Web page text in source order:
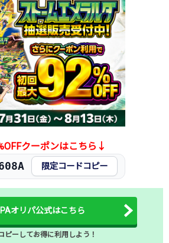
円 680円
円 580円
円 580円
円 580円
円 580円
円 580円
円 580円
円 580円
150円 780円
クーポンはこちら↓
限定コードコピー
オリパ公式はこちら
ピーしてお得に利用しよう！